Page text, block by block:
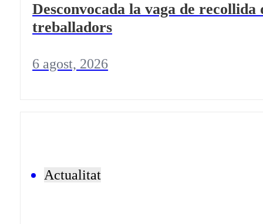
Desconvocada la vaga de
treballadors
6 agost, 2026
Actualitat